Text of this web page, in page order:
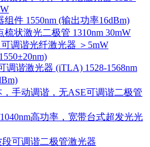
件 1550nm (输出功率16dBm)
状激光二极管 1310nm 30mW
调谐光纤激光器 ＞5mW
调谐激光器 (iTLA) 1528-1568nm
手动调谐，无ASE可调谐二极管
高功率，宽带台式超发光光
段可调谐二极管激光器